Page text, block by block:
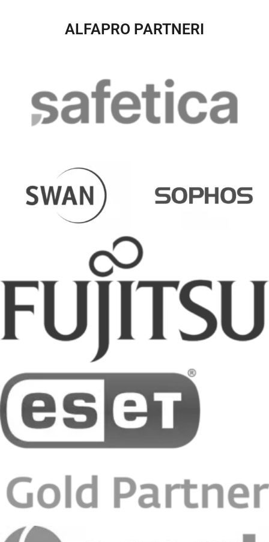
ALFAPRO PARTNERI​